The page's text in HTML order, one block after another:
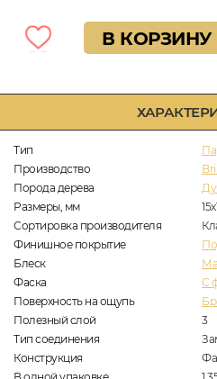
Тип
Производство
Порода дерева
Размеры, мм
Сортировка производителя
Финишное покрытие
Блеск
Фаска
С
Поверхность на ощупь
Полезный слой
3
Тип соединения
Конструкция
В КОРЗИНУ